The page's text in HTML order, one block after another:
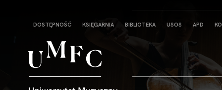
Strona
DOSTĘPNOŚĆ KSIĘGARNIA BIBLIOTEKA USOS APD